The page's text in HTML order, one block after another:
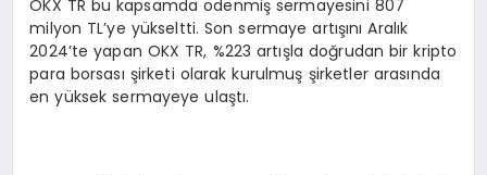
OKX TR bu kapsamda ödenmiş sermayesini 807
milyon TL’ye yükseltti. Son sermaye artışını Aralık
2024’te yapan OKX TR, %223 artışla doğrudan bir kripto
para borsası şirketi olarak kurulmuş şirketler arasında
en yüksek sermayeye ulaştı.